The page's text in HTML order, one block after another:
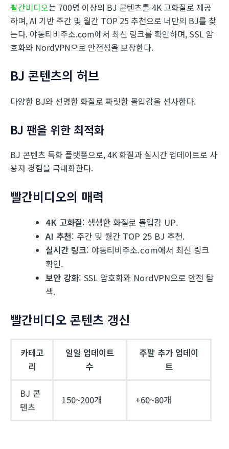
빨간비디오는 700명 이상의 BJ 콘텐츠를 4K 고화질로 제공
하며, AI 기반 주간 및 월간 TOP 25 추천으로 너만의 BJ를 찾
는다. 야동티비주소.com에서 최신 링크를 확인하며, SSL 암
호화와 NordVPN으로 안전성을 보장한다.
BJ 콘텐츠의 허브
다양한 BJ와 선명한 화질로 짜릿한 몰입감을 선사한다.
BJ 팬을 위한 최적화
BJ 콘텐츠 특화 플랫폼으로, 4K 화질과 실시간 업데이트로 사
용자 경험을 극대화한다.
빨간비디오의 매력
4K 고화질: 생생한 화질로 몰입감 UP.
AI 추천: 주간 및 월간 TOP 25 BJ 추천.
실시간 링크: 야동티비주소.com에서 최신 링크
확인.
보안 강화: SSL 암호화와 NordVPN으로 안전 탐
색.
빨간비디오 콘텐츠 갱신
카테고
리
일일 업데이트
수
주말 추가 업데이
트
BJ 콘
텐츠
150~200개 +60~80개